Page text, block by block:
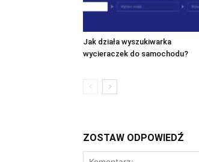
Jak działa wyszukiwarka
wycieraczek do samochodu?
ZOSTAW ODPOWIEDŹ